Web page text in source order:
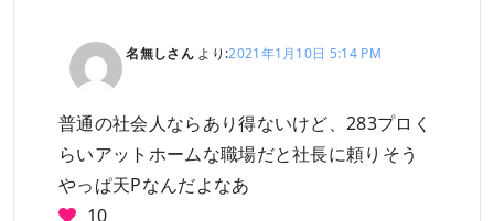
名無しさん より:2021年1月10日 5:14 PM
普通の社会人ならあり得ないけど、283プロく
らいアットホームな職場だと社長に頼りそう
やっぱ天Pなんだよなあ
10